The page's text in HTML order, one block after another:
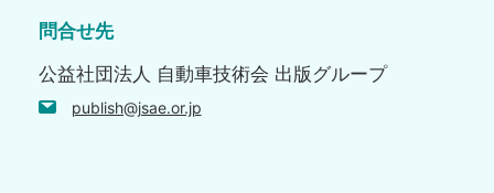
問合せ先
公益社団法人 自動車技術会 出版グループ
publish@jsae.or.jp